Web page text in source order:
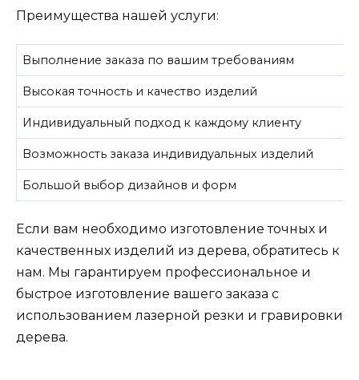
Преимущества нашей услуги:
Выполнение заказа по вашим требованиям
Высокая точность и качество изделий
Индивидуальный подход к каждому клиенту
Возможность заказа индивидуальных изделий
Большой выбор дизайнов и форм
Если вам необходимо изготовление точных и
качественных изделий из дерева, обратитесь к
нам. Мы гарантируем профессиональное и
быстрое изготовление вашего заказа с
использованием лазерной резки и гравировки
дерева.